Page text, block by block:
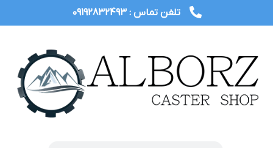
تلفن تماس : 09192832493